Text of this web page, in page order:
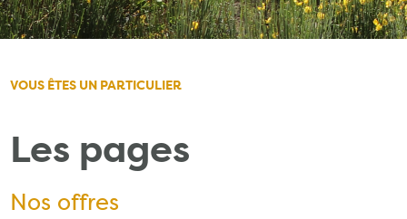
VOUS ÊTES UN PARTICULIER
Les pages
Nos offres